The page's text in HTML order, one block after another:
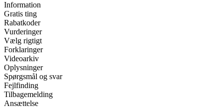
Information
Gratis ting
Rabatkoder
Vurderinger
Vælg rigtigt
Forklaringer
Videoarkiv
Oplysninger
Spørgsmål og svar
Fejlfinding
Tilbagemelding
Ansættelse